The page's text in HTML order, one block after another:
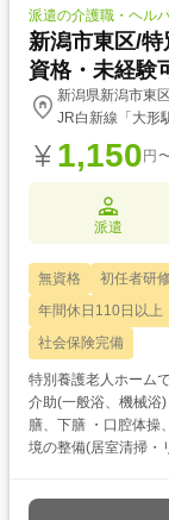
派遣の介護職・ヘル
新潟市東区/
資格・未経験
新潟県新潟市東区
JR白新線「大形
1,150 円
派遣
無資格 初任者研修
年間休日110日以上
社会保険完備
特別養護老人ホーム
介助(一般浴、機械浴
膳、下膳 ・口腔体操
境の整備(居室清掃・